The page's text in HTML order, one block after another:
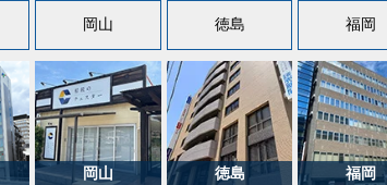
岡山 徳島 福岡